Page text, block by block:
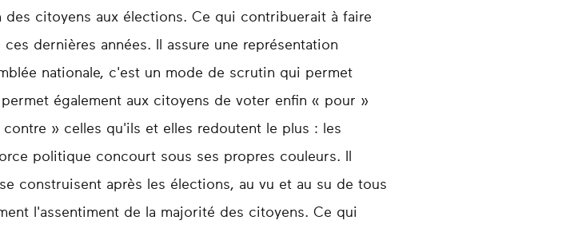
citoyens aux élections. Ce qui contribuerait à faire
dernières années. Il assure une représentation
nationale, c'est un mode de scrutin qui permet
également aux citoyens de voter enfin « pour »
» celles qu'ils et elles redoutent le plus : les
politique concourt sous ses propres couleurs. Il
construisent après les élections, au vu et au su de tous
l'assentiment de la majorité des citoyens. Ce qui